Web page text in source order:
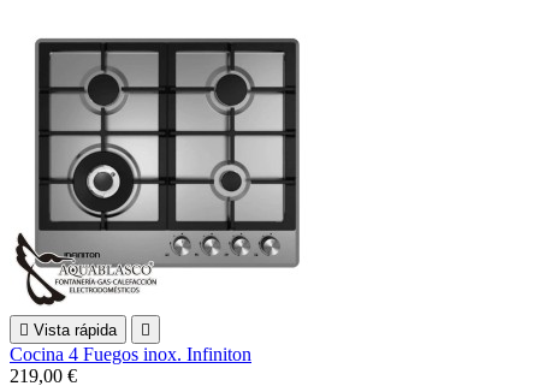
 Vista rápida 
Cocina 4 Fuegos inox. Infiniton
219,00 €